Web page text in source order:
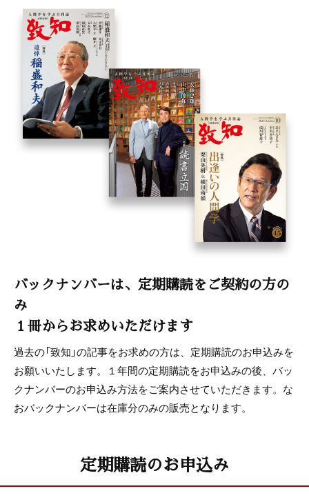
バックナンバーは、定期購読をご契約の方の
み
１冊からお求めいただけます
過去の「致知」の記事をお求めの方は、定期購読のお申込みを
お願いいたします。１年間の定期購読をお申込みの後、バッ
クナンバーのお申込み方法をご案内させていただきます。な
おバックナンバーは在庫分のみの販売となります。
定期購読のお申込み